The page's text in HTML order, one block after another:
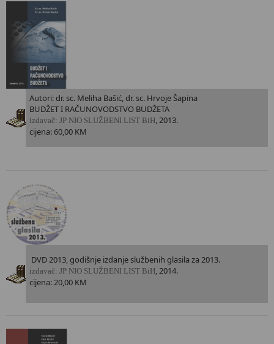
Autori: dr. sc. Meliha Bašić, dr. sc. Hrvoje Šapina
BUDŽET I RAČUNOVODSTVO BUDŽETA
izdavač: JP NIO SLUŽBENI LIST BiH, 2013.
cijena: 60,00 KM
DVD 2013, godišnje izdanje službenih glasila za 2013.
izdavač: JP NIO SLUŽBENI LIST BiH, 2014.
cijena: 20,00 KM